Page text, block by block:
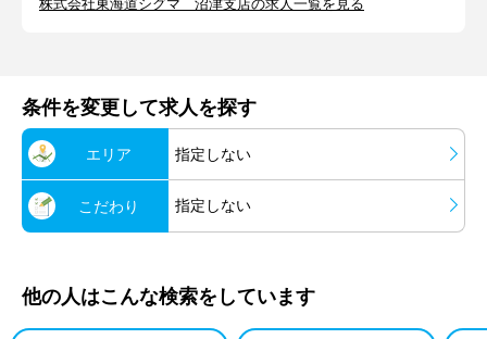
株式会社東海道シグマ 沼津支店の求人一覧を見る
条件を変更して求人を探す
エリア 指定しない
こだわり 指定しない
他の人はこんな検索をしています